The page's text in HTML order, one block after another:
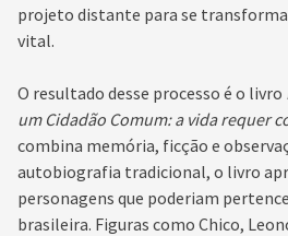
projeto distante para se
vital.
O resultado desse processo é o livro
um Cidadão Comum: a vida requer
combina memória, ficção e
autobiografia tradicional, o livro
personagens que poderiam
brasileira. Figuras como Chico,